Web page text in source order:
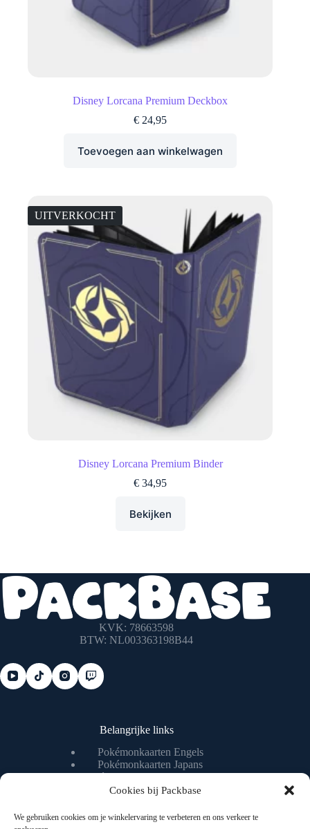
Cookies bij Packbase
We gebruiken cookies om je winkelervaring te verbeteren en ons verkeer te
Disney Lorcana Premium Deckbox
€ 24,95
Toevoegen aan winkelwagen
UITVERKOCHT
Disney Lorcana Premium Binder
€ 34,95
Bekijken
KVK: 78663598
BTW: NL003363198B44
Belangrijke links
Pokémonkaarten Engels
Pokémonkaarten Japans
Pokémonkaart waarde checken
Pokémonkaart livestream